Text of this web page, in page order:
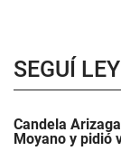
SEGUÍ
Candela
Moyano y pidió